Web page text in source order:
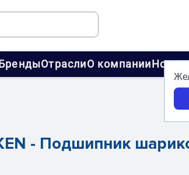
ОтраслиО компании
- Подшипник